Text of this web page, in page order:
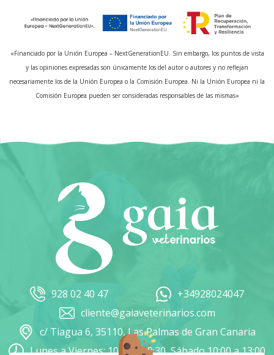
«Financiado por la Unión Europea – NextGenerationEU. Sin embargo, los puntos de vista
y las opiniones expresadas son únicamente los del autor o autores y no reflejan
necesariamente los de la Unión Europea o la Comisión Europea. Ni la Unión Europea ni la
Comisión Europea pueden ser consideradas responsables de las mismas»
928 02 40 47
+34928024047
cliente@gaiaveterinarios.com
c/ Tiagua 6, 35110, Las Palmas de Gran Canaria
Lunes a Viernes: 10:00 a 19:30, Sábado 10:00 a 13:00